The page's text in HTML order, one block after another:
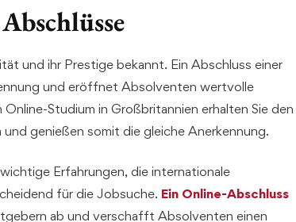
und ihr Prestige bekannt. Ein Abschluss einer
und eröffnet Absolventen wertvolle
Studium in Großbritannien erhalten Sie den
genießen somit die gleiche Anerkennung.
Erfahrungen, die internationale
für die Jobsuche. Ein Online-Abschluss
ab und verschafft Absolventen einen